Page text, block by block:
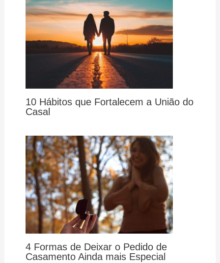
10 Hábitos que Fortalecem a União do
Casal
4 Formas de Deixar o Pedido de
Casamento Ainda mais Especial